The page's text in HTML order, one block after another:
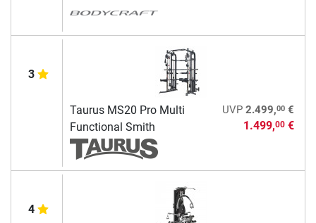
3
Taurus MS20 Pro Multi
Functional Smith
UVP 2.499,00€
1.499,00€
4